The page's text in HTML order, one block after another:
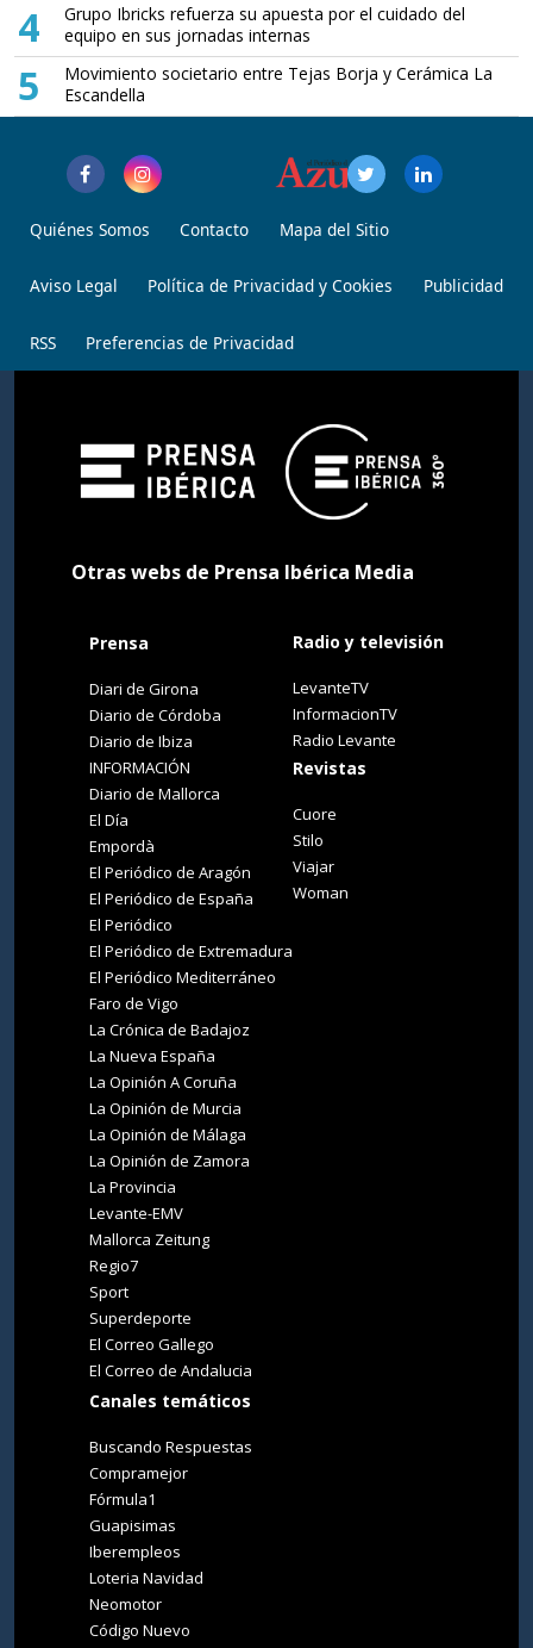
4
Grupo Ibricks refuerza su apuesta por el cuidado del
equipo en sus jornadas internas
5
Movimiento societario entre Tejas Borja y Cerámica La
Escandella
Quiénes Somos Contacto Mapa del Sitio
Aviso Legal Política de Privacidad y Cookies Publicidad
RSS Preferencias de Privacidad
Otras webs de Prensa Ibérica Media
Prensa
Diari de Girona
Diario de Córdoba
Diario de Ibiza
INFORMACIÓN
Diario de Mallorca
El Día
Empordà
El Periódico de Aragón
El Periódico de España
El Periódico
El Periódico de Extremadura
El Periódico Mediterráneo
Faro de Vigo
La Crónica de Badajoz
La Nueva España
La Opinión A Coruña
La Opinión de Murcia
La Opinión de Málaga
La Opinión de Zamora
La Provincia
Levante-EMV
Mallorca Zeitung
Regio7
Sport
Superdeporte
El Correo Gallego
El Correo de Andalucia
Canales temáticos
Buscando Respuestas
Compramejor
Fórmula1
Guapisimas
Iberempleos
Loteria Navidad
Neomotor
Código Nuevo
Radio y televisión
LevanteTV
InformacionTV
Radio Levante
Revistas
Cuore
Stilo
Viajar
Woman